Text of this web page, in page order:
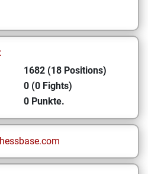
1682 (18 Positions)
0 (0 Fights)
0 Punkte.